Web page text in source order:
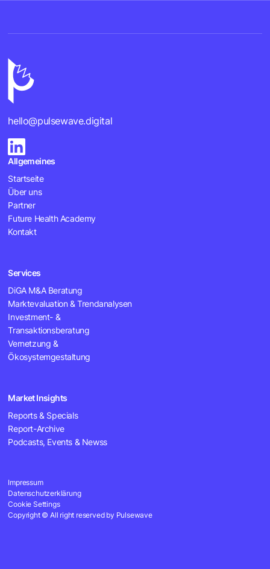
hello@pulsewave.digital
Allgemeines
Startseite
Über uns
Partner
Future Health Academy
Kontakt
Services
DiGA M&A Beratung
Marktevaluation & Trendanalysen
Investment- &
Transaktionsberatung
Vernetzung &
Ökosystemgestaltung
Market Insights
Reports & Specials
Report-Archive
Podcasts, Events & Newss
Copyright © All right reserved by Pulsewave
Impressum
Datenschutzerklärung
Cookie Settings